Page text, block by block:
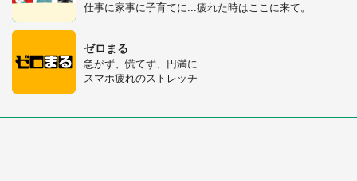
仕事に家事に子育てに...疲れた時はここに来て。
ゼロまる
急がず、慌てず、円満に
スマホ疲れのストレッチ